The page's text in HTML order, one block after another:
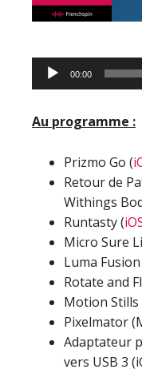
Lecteur
audio
00:00
Au programme :
Prizmo Go (
Retour de
Withings
Runtasty (
Micro Sure
Luma Fusion
Rotate and
Motion Stills
Pixelmator
Adaptateur
vers USB 3